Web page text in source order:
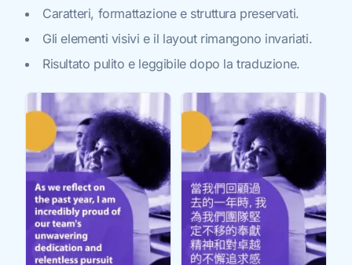
Caratteri, formattazione e struttura preservati.
Gli elementi visivi e il layout rimangono invariati.
Risultato pulito e leggibile dopo la traduzione.